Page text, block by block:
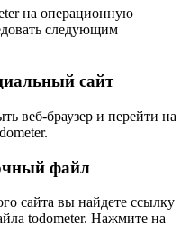
на операционную
следующим
сайт
веб-браузер и перейти на
файл
сайта вы найдете ссылку
todometer. Нажмите на